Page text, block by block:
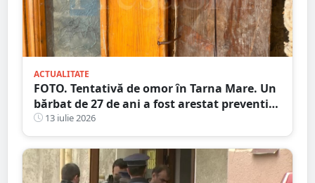
ACTUALITATE
FOTO. Tentativă de omor în Tarna Mare. Un
bărbat de 27 de ani a fost arestat preventiv
după ce și-ar fi atacat concubina cu un cuțit
13 iulie 2026